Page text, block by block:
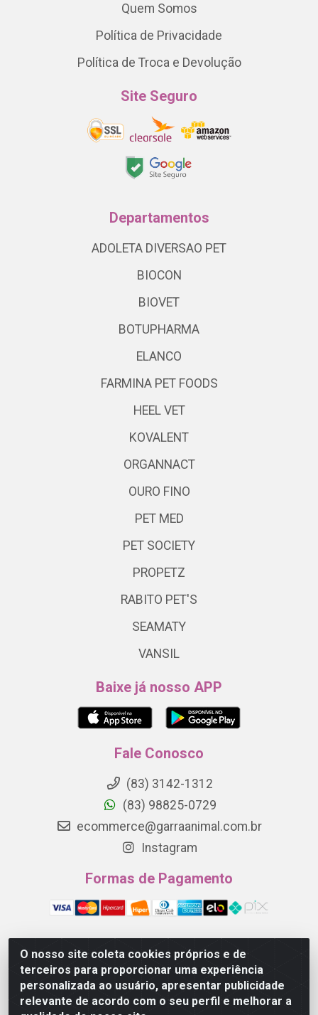
O nosso site coleta cookies próprios e de
terceiros para proporcionar uma experiência
personalizada ao usuário, apresentar publicidade
relevante de acordo com o seu perfil e melhorar a
Quem Somos
Política de Privacidade
Política de Troca e Devolução
Site Seguro
Departamentos
ADOLETA DIVERSAO PET
BIOCON
BIOVET
BOTUPHARMA
ELANCO
FARMINA PET FOODS
HEEL VET
KOVALENT
ORGANNACT
OURO FINO
PET MED
PET SOCIETY
PROPETZ
RABITO PET'S
SEAMATY
VANSIL
Baixe já nosso APP
Fale Conosco
(83) 3142-1312
(83) 98825-0729
ecommerce@garraanimal.com.br
Instagram
Formas de Pagamento
Garra Animal - Rua Quinze de Novembro, 1120 - Jardim
Continental - Campina Grande/PB - CEP 58.403-290 - CNPJ
21.445.041/0001-61